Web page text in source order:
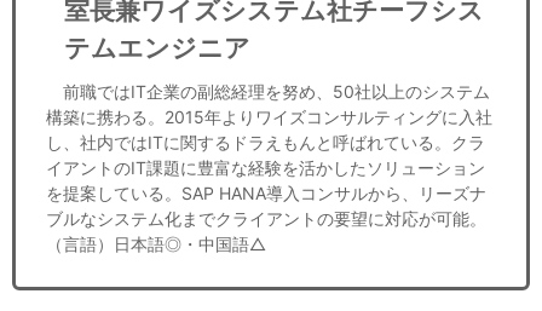
室長兼ワイズシステム社チーフシス
テムエンジニア
前職ではIT企業の副総経理を努め、50社以上のシステム
構築に携わる。2015年よりワイズコンサルティングに入社
し、社内ではITに関するドラえもんと呼ばれている。クラ
イアントのIT課題に豊富な経験を活かしたソリューション
を提案している。SAP HANA導入コンサルから、リーズナ
ブルなシステム化までクライアントの要望に対応が可能。
（言語）日本語◎・中国語△